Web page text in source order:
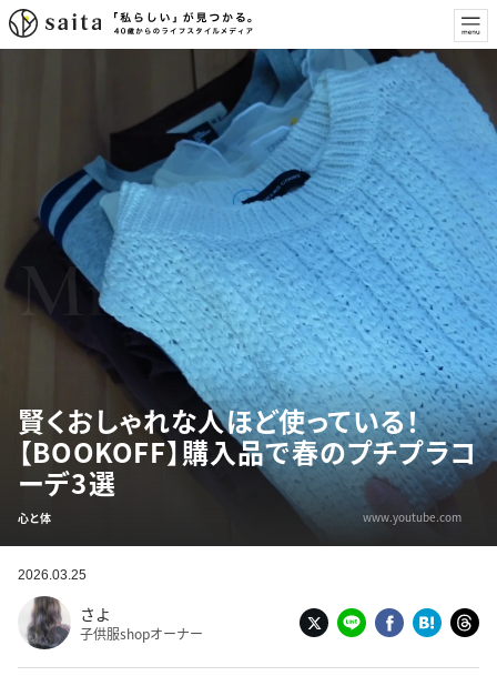
賢くおしゃれな人ほど使っている！
【BOOKOFF】購入品で春のプチプラコ
ーデ3選
心と体 www.youtube.com
2026.03.25
さよ
子供服shopオーナー